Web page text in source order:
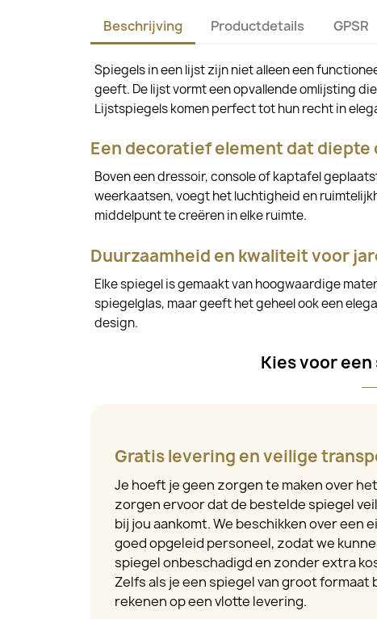
Beschrijving Productdetails GPSR
Spiegels in een lijst zijn niet alleen een
geeft. De lijst vormt een opvallende omlijsting
Lijstspiegels komen perfect tot hun recht in
Een decoratief element dat
Boven een dressoir, console of kaptafel
weerkaatsen, voegt het luchtigheid en
middelpunt te creëren in elke ruimte.
Duurzaamheid en kwaliteit voor
Elke spiegel is gemaakt van hoogwaardige
spiegelglas, maar geeft het geheel ook een
design.
Kies voor
Gratis levering en veilige
Je hoeft je geen zorgen te maken over
zorgen ervoor dat de bestelde spiegel
bij jou aankomt. We beschikken over een
goed opgeleid personeel, zodat we
spiegel onbeschadigd en zonder extra
Zelfs als je een spiegel van groot formaat
rekenen op een vlotte levering.